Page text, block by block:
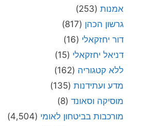
אמנות (253)
גרשון הכהן (817)
דור יחזקאלי (16)
דניאל יחזקאלי (15)
ללא קטגוריה (162)
מדע ועתידנות (135)
מוסיקה וסאונד (8)
מורכבות בביטחון לאומי (4,504)